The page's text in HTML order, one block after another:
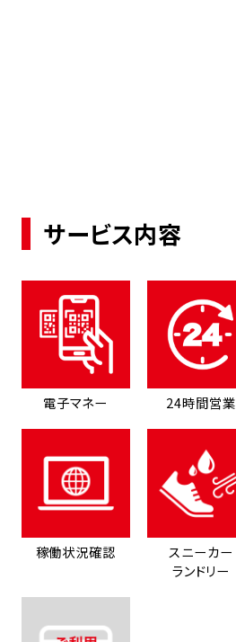
サービス内容
電子マネー 24時間営業
稼働状況確認
スニーカー
ランドリー